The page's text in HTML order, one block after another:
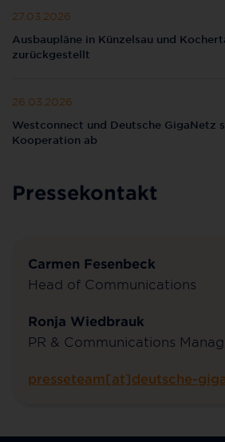
27.03.2026
Ausbaupläne in Künzelsau und
zurückgestellt
26.03.2026
Westconnect und Deutsche GigaNetz
Kooperation ab
Pressekontakt
Carmen Fesenbeck
Head of Communications
Ronja Wiedbrauk
PR & Communications
presseteam[at]deutsche-